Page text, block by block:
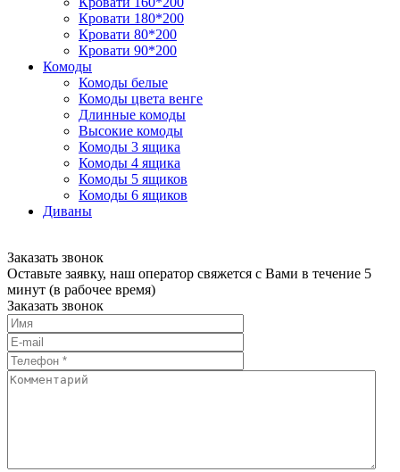
Кровати 180*200
Кровати 80*200
Кровати 90*200
Комоды
Комоды белые
Комоды цвета венге
Длинные комоды
Высокие комоды
Комоды 3 ящика
Комоды 4 ящика
Комоды 5 ящиков
Комоды 6 ящиков
Диваны
Заказать звонок
Оставьте заявку, наш оператор свяжется с Вами в течение 5
минут (в рабочее время)
Заказать звонок